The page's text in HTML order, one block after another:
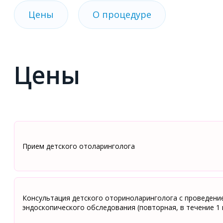
Цены О процедуре
Цены
Прием детского отоларинголога
Консультация детского оториноларинголога с
эндоскопического обследования (повторная, в течение 1